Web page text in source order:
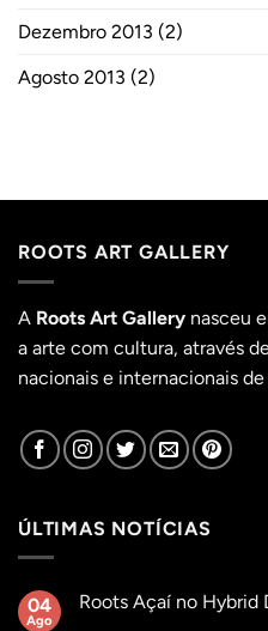
Dezembro 2013 (2)
Agosto 2013 (2)
ROOTS ART GALLERY
A Roots Art Gallery nasceu
a arte com cultura, através
nacionais e internacionais
ÚLTIMAS NOTÍCIAS
04
Ago
Roots Açaí no Hybrid